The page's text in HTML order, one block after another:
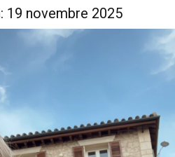
19 novembre 2025